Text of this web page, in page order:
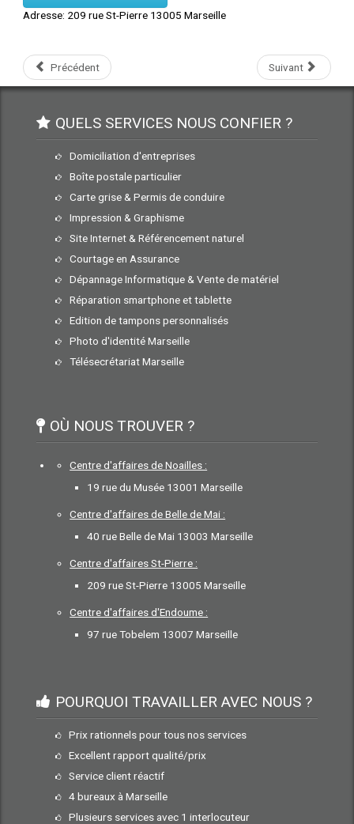
Adresse: 209 rue St-Pierre 13005 Marseille
Précédent Suivant
QUELS SERVICES NOUS CONFIER ?
Domiciliation d'entreprises
Boîte postale particulier
Carte grise & Permis de conduire
Impression & Graphisme
Site Internet & Référencement naturel
Courtage en Assurance
Dépannage Informatique & Vente de matériel
Réparation smartphone et tablette
Edition de tampons personnalisés
Photo d'identité Marseille
Télésecrétariat Marseille
OÙ NOUS TROUVER ?
Centre d'affaires de Noailles :
19 rue du Musée 13001 Marseille
Centre d'affaires de Belle de Mai :
40 rue Belle de Mai 13003 Marseille
Centre d'affaires St-Pierre :
209 rue St-Pierre 13005 Marseille
Centre d'affaires d'Endoume :
97 rue Tobelem 13007 Marseille
POURQUOI TRAVAILLER AVEC NOUS ?
Prix rationnels pour tous nos services
Excellent rapport qualité/prix
Service client réactif
4 bureaux à Marseille
Plusieurs services avec 1 interlocuteur